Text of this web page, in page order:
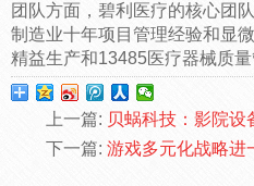
团队方面，碧利医疗的核心团
制造业十年项目管理经验和显
精益生产和13485医疗器械质量
上一篇: 贝蜗科技：影院
下一篇: 游戏多元化战略进